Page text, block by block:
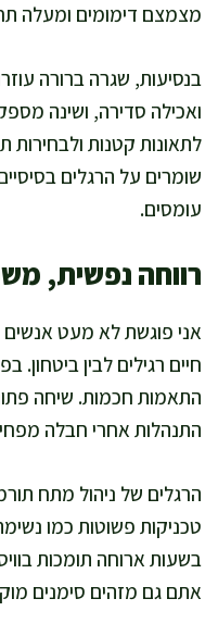
מצמצם דימומים ומעלה
בנסיעות, שגרה ברורה
ואכילה סדירה, ושינה
לתאונות קטנות ולבחירות
שומרים על הרגלים
עומסים.
רווחה נפשית,
אני פוגשת לא מעט אנשים
חיים רגילים לבין
התאמות חכמות. שיחה
התנהלות אחרי חבלה
הרגלים של ניהול מתח
טכניקות פשוטות כמו
בשעות ארוחה תומכות
אתם גם מזהים סימנים